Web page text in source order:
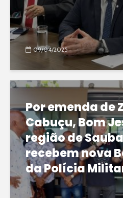
09/04/2025
Por emenda de
Cabuçu, Bom
região de
recebem nova
da Polícia